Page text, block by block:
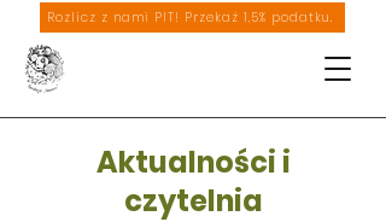
Rozlicz z nami PIT! Przekaż 1,5% podatku.
Aktualności i
czytelnia